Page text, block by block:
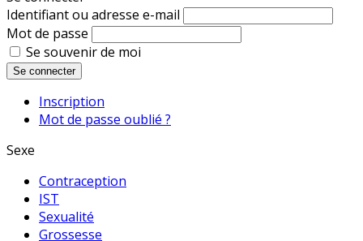
Identifiant ou adresse e-mail
Mot de passe
Se souvenir de moi
Se connecter
Inscription
Mot de passe oublié ?
Sexe
Contraception
IST
Sexualité
Grossesse